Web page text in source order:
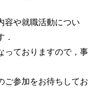
容や就職活動につい
っておりますので，事
ご参加をお待ちしてお